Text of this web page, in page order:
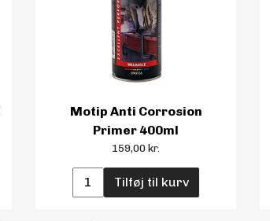
Motip Anti Corrosion
Primer 400ml
159,00 kr.
Tilføj til kurv